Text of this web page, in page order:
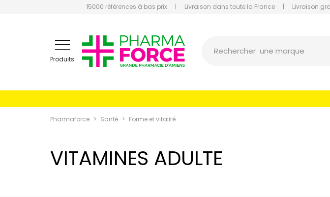
15000 références à bas prix | Livraison dans toute la France | Livraison
Produits
Rechercher un conseil
une marque
Pharmaforce Santé Forme et vitalité
VITAMINES ADULTE